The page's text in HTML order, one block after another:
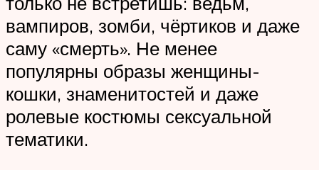
вампиров, зомби, чёртиков и даже
саму «смерть». Не менее
популярны образы женщины-
кошки, знаменитостей и даже
ролевые костюмы сексуальной
тематики.